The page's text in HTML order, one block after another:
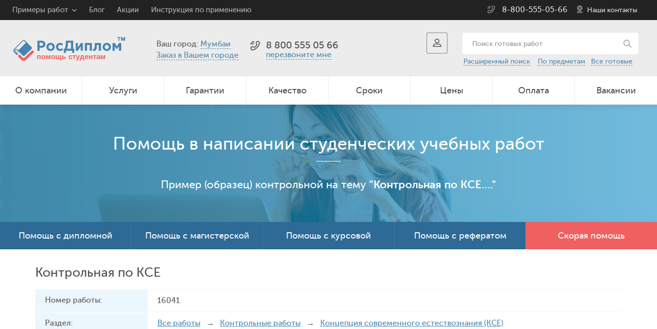
Примеры работ Блог Акции Инструкция по применению 8-800-555-05-66 Наши контакты
Ваш город: Мумбаи
Заказ в Вашем городе
8 800 555 05 66
перезвоните мне
Расширенный поиск По предметам Все готовые
О компании Услуги Гарантии Качество Сроки Цены Оплата Вакансии
Помощь в написании студенческих учебных работ
Пример (образец) контрольной на тему "Контрольная по КСЕ...."
Помощь с дипломной Помощь с магистерской Помощь с курсовой Помощь с рефератом Скорая помощь
Контрольная по КСЕ
Номер работы: 16041
Раздел: Все работы → Контрольные работы → Концепция современного естествознания (КСЕ)